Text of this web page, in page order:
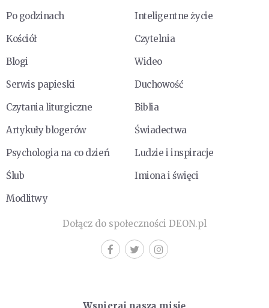
Po godzinach
Inteligentne życie
Kościół
Czytelnia
Blogi
Wideo
Serwis papieski
Duchowość
Czytania liturgiczne
Biblia
Artykuły blogerów
Świadectwa
Psychologia na co dzień
Ludzie i inspiracje
Ślub
Imiona i święci
Modlitwy
Dołącz do społeczności DEON.pl